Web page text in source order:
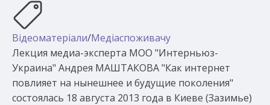
Відеоматеріали/Медіаспоживачу
Лекция медиа-эксперта МОО "Интерньюз-
Украина" Андрея МАШТАКОВА "Как интернет
повлияет на нынешнее и будущие поколения"
состоялась 18 августа 2013 года в Киеве (Зазимье)